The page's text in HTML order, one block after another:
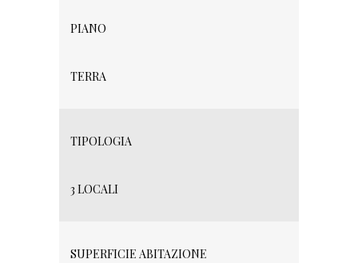
PIANO
TERRA
TIPOLOGIA
3 LOCALI
SUPERFICIE ABITAZIONE